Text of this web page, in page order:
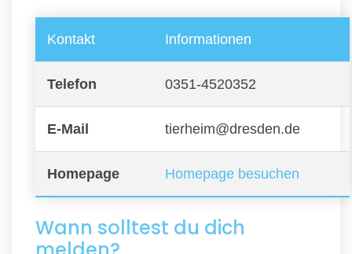
Kontakt Informationen
Telefon 0351-4520352
E-Mail tierheim@dresden.de
Homepage Homepage besuchen
Wann solltest du dich